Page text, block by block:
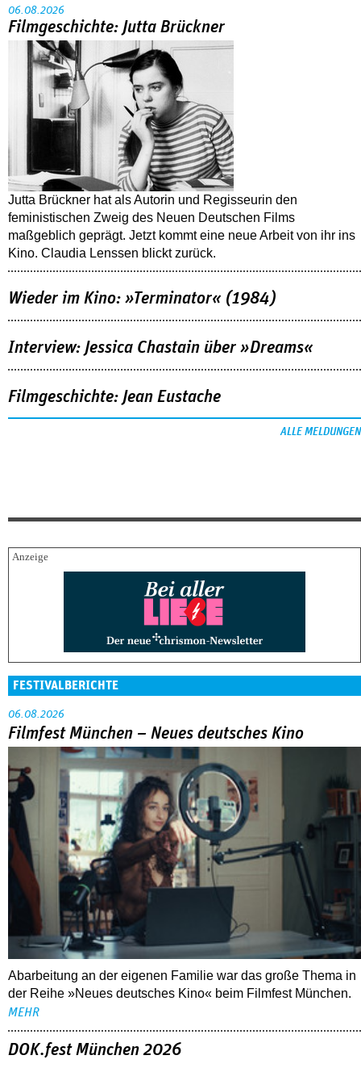
06.08.2026
Filmgeschichte: Jutta Brückner
Jutta Brückner hat als Autorin und Regisseurin den
feministischen Zweig des Neuen Deutschen Films
maßgeblich geprägt. Jetzt kommt eine neue Arbeit von ihr ins
Kino. Claudia Lenssen blickt zurück.
Wieder im Kino: »Terminator« (1984)
Interview: Jessica Chastain über »Dreams«
Filmgeschichte: Jean Eustache
ALLE MELDUNGEN
FESTIVALBERICHTE
06.08.2026
Filmfest München – Neues deutsches Kino
Abarbeitung an der eigenen Familie war das große Thema in
der Reihe »Neues deutsches Kino« beim Filmfest München.
MEHR
DOK.fest München 2026